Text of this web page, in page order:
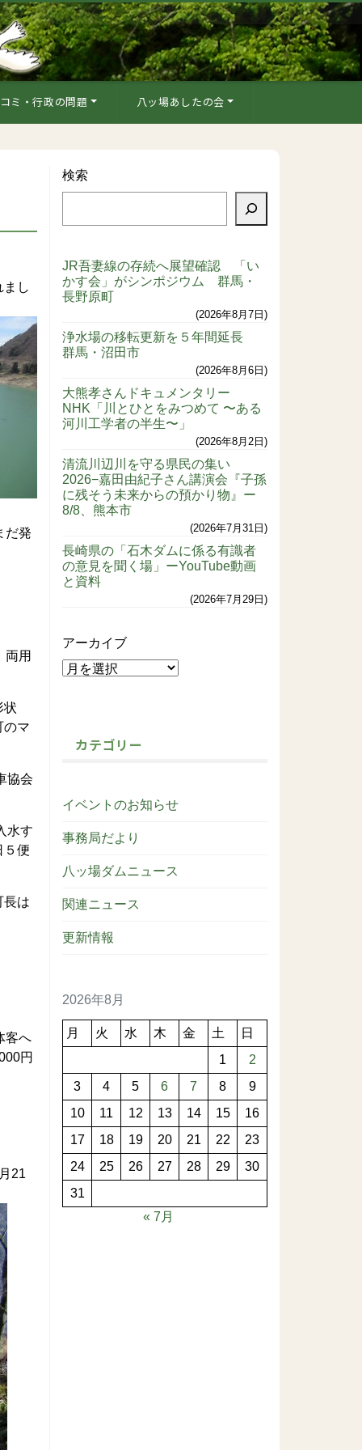
ミ・行政の問題 八ッ場あしたの会
し
だ発
両用
状
のマ
協会
水す
５便
長は
客へ
円
21
検索
JR吾妻線の存続へ展望確認 「い
かす会」がシンポジウム 群馬・
長野原町
2026年8月7日
浄水場の移転更新を５年間延長
群馬・沼田市
2026年8月6日
大熊孝さんドキュメンタリー
NHK「川とひとをみつめて 〜ある
河川工学者の半生〜」
2026年8月2日
清流川辺川を守る県民の集い
2026−嘉田由紀子さん講演会『子孫
に残そう未来からの預かり物』ー
8/8、熊本市
2026年7月31日
長崎県の「石木ダムに係る有識者
の意見を聞く場」ーYouTube動画
と資料
2026年7月29日
アーカイブ
カテゴリー
イベントのお知らせ
事務局だより
八ッ場ダムニュース
関連ニュース
更新情報
2026年8月
月 火 水 木 金 土
日
1
2
3
4 5 6 7 8
9
10
11 12 13 14 15
16
17
18 19 20 21 22
23
24
25 26 27 28 29
30
31
« 7月